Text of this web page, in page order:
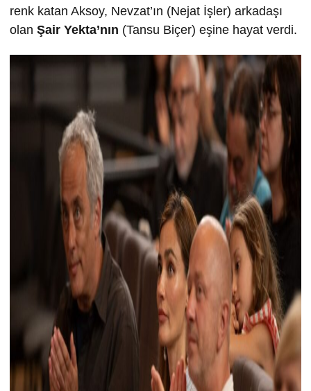
renk katan Aksoy, Nevzat’ın (Nejat İşler) arkadaşı
olan Şair Yekta’nın (Tansu Biçer) eşine hayat verdi.